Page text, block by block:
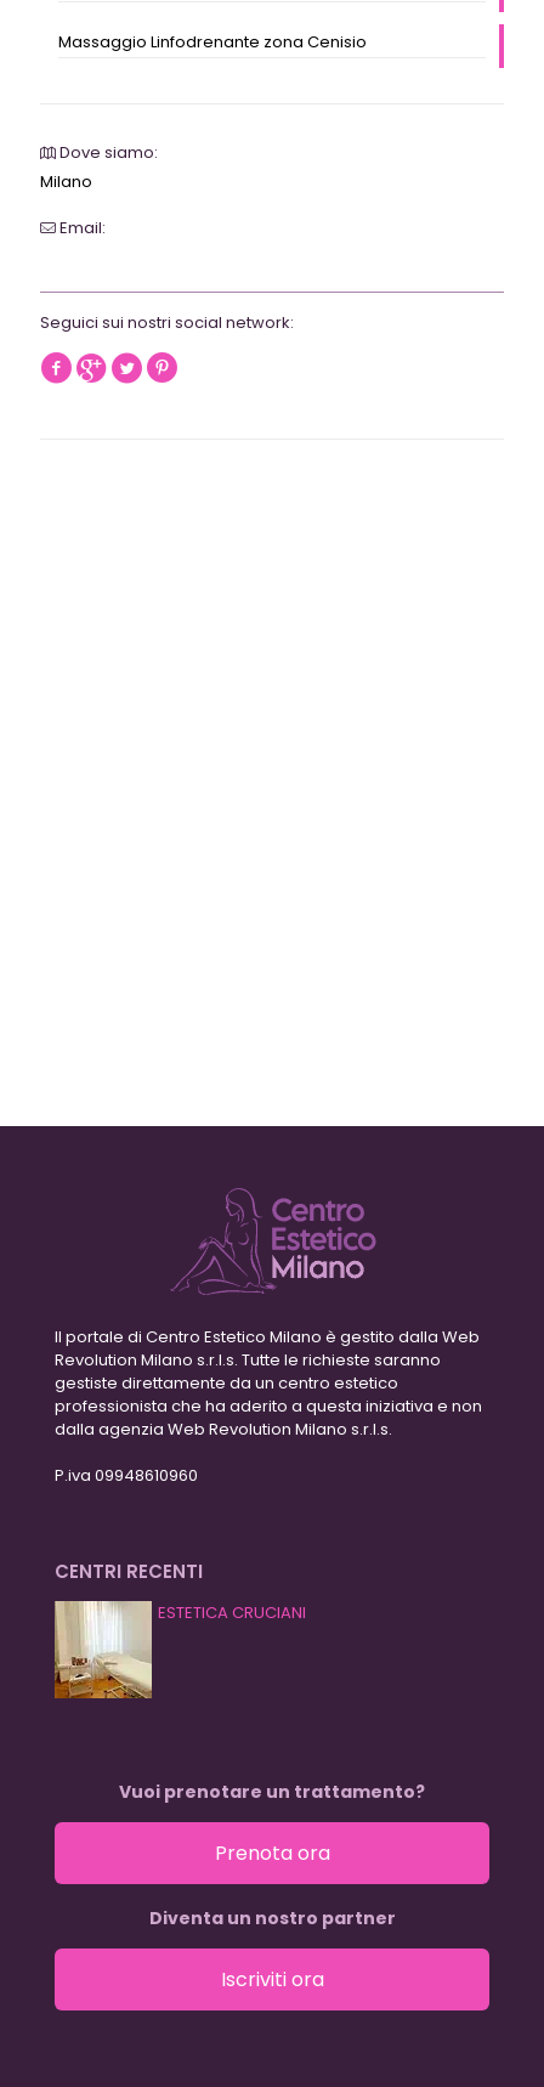
Massaggio Linfodrenante zona Cenisio
Dove siamo:
Milano
Email:
Seguici sui nostri social network:
Il portale di Centro Estetico Milano è gestito dalla Web
Revolution Milano s.r.l.s. Tutte le richieste saranno
gestiste direttamente da un centro estetico
professionista che ha aderito a questa iniziativa e non
dalla agenzia Web Revolution Milano s.r.l.s.
P.iva 09948610960
CENTRI RECENTI
ESTETICA CRUCIANI
Vuoi prenotare un trattamento?
Prenota ora
Diventa un nostro partner
Iscriviti ora